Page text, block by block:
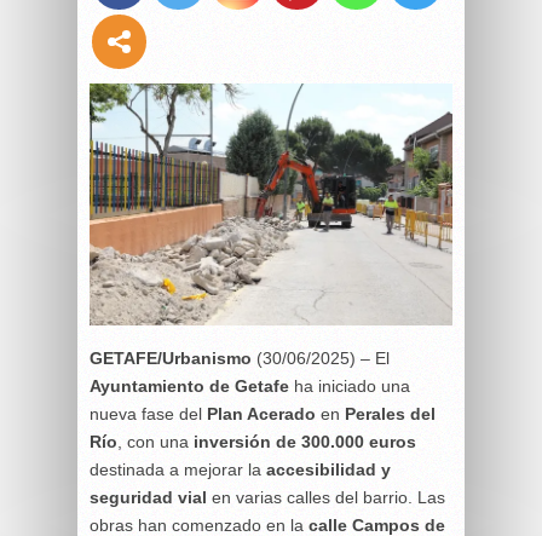
GETAFE/Urbanismo (30/06/2025) – El
Ayuntamiento de Getafe ha iniciado una
nueva fase del Plan Acerado en Perales del
Río , con una inversión de 300.000 euros
destinada a mejorar la accesibilidad y
seguridad vial en varias calles del barrio. Las
obras han comenzado en la calle Campos de